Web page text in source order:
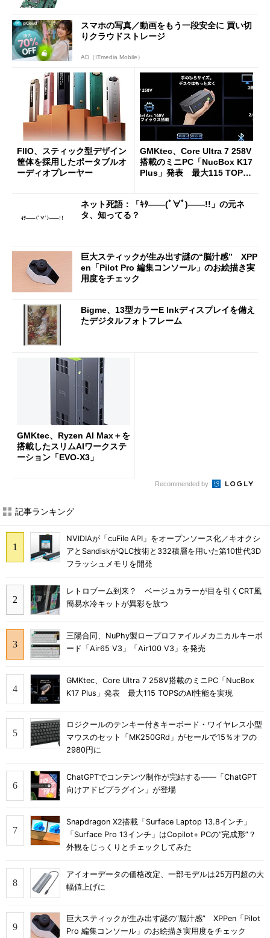
スマホの写真／動画をもう一段安全に 買い切
りクラウドストレージ
AD（ITmedia Mobile）
FIIO、スティック型デザイン
筐体を採用したポータブルオ
ーディオプレーヤー
GMKtec、Core Ultra 7 258V
搭載のミニPC「NucBox K17
Plus」発表 最大115 TOPS
ネット死語：「ｷﾀ――(ﾟ∀ﾟ)――!!」の元ネ
タ、知ってる？
巨大スティックが生み出す謎の“脳汁感” XPP
en「Pilot Pro 編集コンソール」のお絵描き実
用度をチェック
Bigme、13型カラーE Inkディスプレイを備え
たデジタルフォトフレーム
GMKtec、Ryzen AI Max＋を
搭載したスリムAIワークステ
ーション「EVO-X3」
Recommended by
記事ランキング
NVIDIAが「cuFile API」をオープンソース化／キオクシ
アとSandiskがQLC技術と332積層を用いた第10世代3D
フラッシュメモリを開発
レトロブーム到来？ ベージュカラーが目を引くCRT風
簡易水冷キットが異彩を放つ
三陽合同、NuPhy製ロープロファイルメカニカルキーボ
ード「Air65 V3」「Air100 V3」を発売
GMKtec、Core Ultra 7 258V搭載のミニPC「NucBox
K17 Plus」発表 最大115 TOPSのAI性能を実現
ロジクールのテンキー付きキーボード・ワイヤレス小型
マウスのセット「MK250GRd」がセールで15％オフの
2980円に
ChatGPTでコンテンツ制作が完結する――「ChatGPT
向けアドビプラグイン」が登場
Snapdragon X2搭載「Surface Laptop 13.8インチ」
「Surface Pro 13インチ」はCopilot+ PCの“完成形”？
外観をじっくりとチェックしてみた
アイオーデータの価格改定、一部モデルは25万円超の大
幅値上げに
巨大スティックが生み出す謎の“脳汁感” XPPen「Pilot
Pro 編集コンソール」のお絵描き実用度をチェック